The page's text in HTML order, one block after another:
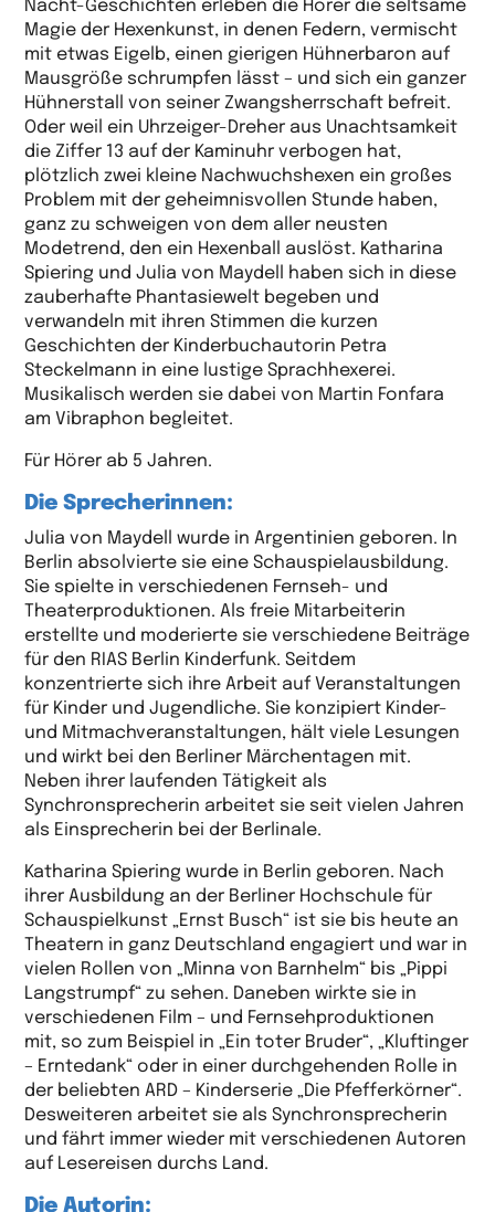
Nacht-Geschichten erleben die Hörer die seltsame
Magie der Hexenkunst, in denen Federn, vermischt
mit etwas Eigelb, einen gierigen Hühnerbaron auf
Mausgröße schrumpfen lässt – und sich ein ganzer
Hühnerstall von seiner Zwangsherrschaft befreit.
Oder weil ein Uhrzeiger-Dreher aus Unachtsamkeit
die Ziffer 13 auf der Kaminuhr verbogen hat,
plötzlich zwei kleine Nachwuchshexen ein großes
Problem mit der geheimnisvollen Stunde haben,
ganz zu schweigen von dem aller neusten
Modetrend, den ein Hexenball auslöst. Katharina
Spiering und Julia von Maydell haben sich in diese
zauberhafte Phantasiewelt begeben und
verwandeln mit ihren Stimmen die kurzen
Geschichten der Kinderbuchautorin Petra
Steckelmann in eine lustige Sprachhexerei.
Musikalisch werden sie dabei von Martin Fonfara
am Vibraphon begleitet.
Für Hörer ab 5 Jahren.
Die Sprecherinnen:
Julia von Maydell wurde in Argentinien geboren. In
Berlin absolvierte sie eine Schauspielausbildung.
Sie spielte in verschiedenen Fernseh- und
Theaterproduktionen. Als freie Mitarbeiterin
erstellte und moderierte sie verschiedene Beiträge
für den RIAS Berlin Kinderfunk. Seitdem
konzentrierte sich ihre Arbeit auf Veranstaltungen
für Kinder und Jugendliche. Sie konzipiert Kinder-
und Mitmachveranstaltungen, hält viele Lesungen
und wirkt bei den Berliner Märchentagen mit.
Neben ihrer laufenden Tätigkeit als
Synchronsprecherin arbeitet sie seit vielen Jahren
als Einsprecherin bei der Berlinale.
Katharina Spiering wurde in Berlin geboren. Nach
ihrer Ausbildung an der Berliner Hochschule für
Schauspielkunst „Ernst Busch“ ist sie bis heute an
Theatern in ganz Deutschland engagiert und war in
vielen Rollen von „Minna von Barnhelm“ bis „Pippi
Langstrumpf“ zu sehen. Daneben wirkte sie in
verschiedenen Film – und Fernsehproduktionen
mit, so zum Beispiel in „Ein toter Bruder“, „Kluftinger
– Erntedank“ oder in einer durchgehenden Rolle in
der beliebten ARD – Kinderserie „Die Pfefferkörner“.
Desweiteren arbeitet sie als Synchronsprecherin
und fährt immer wieder mit verschiedenen Autoren
auf Lesereisen durchs Land.
Die Autorin: